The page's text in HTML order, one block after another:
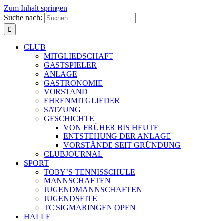
Zum Inhalt springen
Suche nach:
CLUB
MITGLIEDSCHAFT
GASTSPIELER
ANLAGE
GASTRONOMIE
VORSTAND
EHRENMITGLIEDER
SATZUNG
GESCHICHTE
VON FRÜHER BIS HEUTE
ENTSTEHUNG DER ANLAGE
VORSTÄNDE SEIT GRÜNDUNG
CLUBJOURNAL
SPORT
TOBY’S TENNISSCHULE
MANNSCHAFTEN
JUGENDMANNSCHAFTEN
JUGENDSEITE
TC SIGMARINGEN OPEN
HALLE